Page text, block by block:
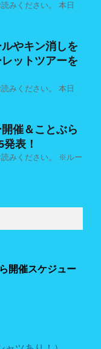
みください。 本日
やキン消しを
ットツアーを
みください。 本日
催＆ことぶら
表！
みください。 ※ルー
開催スケジュー